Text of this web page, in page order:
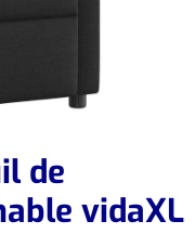
de
vidaXL